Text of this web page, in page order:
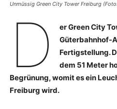
Unmüssig Green City Tower Freiburg
D
er Green City
Güterbahnhof-
Fertigstellung.
dem 51 Meter
Begrünung, womit es ein
Freiburg wird.